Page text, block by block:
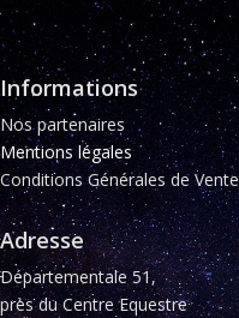
Informations
Nos partenaires
Mentions légales
Conditions Générales de Vente
Adresse
Départementale 51,
près du Centre Equestre